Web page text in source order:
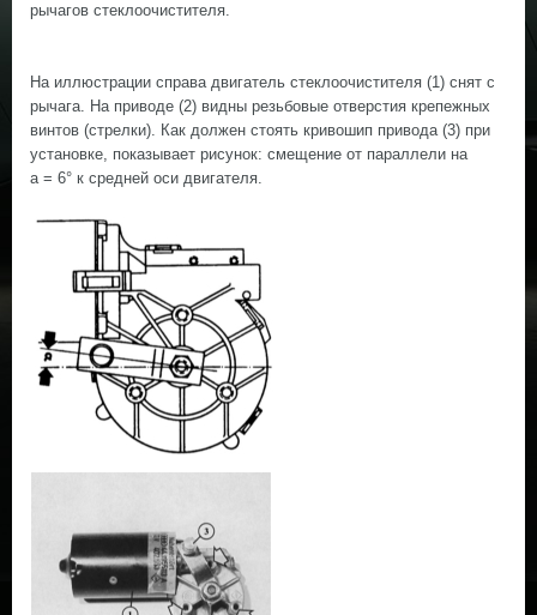
рычагов стеклоочистителя.
На иллюстрации справа двигатель стеклоочистителя (1) снят с
рычага. На приводе (2) видны резьбовые отверстия крепежных
винтов (стрелки). Как должен стоять кривошип привода (3) при
установке, показывает рисунок: смещение от параллели на
a = 6° к средней оси двигателя.